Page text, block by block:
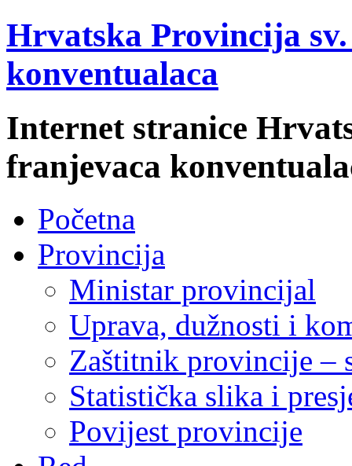
Hrvatska Provincija
konventualaca
Internet stranice
franjevaca
Početna
Provincija
Ministar provincijal
Uprava, dužnosti i
Zaštitnik provincije –
Statistička slika i
Povijest provincije